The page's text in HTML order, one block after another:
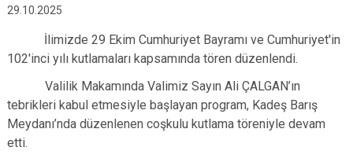
29.10.2025
İlimizde 29 Ekim Cumhuriyet Bayramı ve Cumhuriyet'in
102'inci yılı kutlamaları kapsamında tören düzenlendi.
Valilik Makamında Valimiz Sayın Ali ÇALGAN’ın
tebrikleri kabul etmesiyle başlayan program, Kadeş Barış
Meydanı’nda düzenlenen coşkulu kutlama töreniyle devam
etti.